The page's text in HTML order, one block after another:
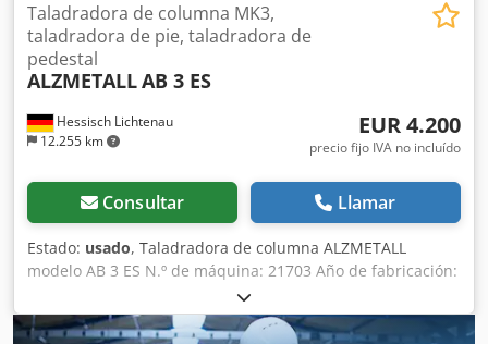
Hessisch Lichtenau
12.255 km
Taladradora de columna MK3,
taladradora de pie, taladradora de
pedestal
ALZMETALLAB 3 ES
EUR 4.200
precio fijo IVA no incluído
Consultar Llamar
Estado: usado, Taladradora de columna ALZMETALL
modelo AB 3 ES N.º de máquina: 21703 Año de fabricación:
1981 Capacidad de taladrado: 32 mm Cono del husillo: MK
3 - caña larga Saliente: 290 mm Recorrido de la caña: 160
mm Cedpfx Asvu Dv Hopcjrf Dimensiones de la mesa: 510 x